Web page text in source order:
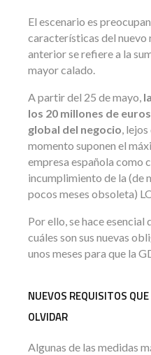
El escenario es
características del nuevo
anterior se refiere a la
mayor calado.
A partir del 25 de mayo,
los 20 millones de
global del negocio,
momento suponen el
empresa española como
incumplimiento de la (de
pocos meses obsoleta)
Por ello, se hace esencial
cuáles son sus nuevas
unos meses para que la
NUEVOS REQUISITOS
OLVIDAR
Algunas de las medidas